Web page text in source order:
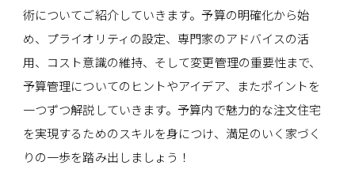
術についてご紹介していきます。予算の明確化から始
め、プライオリティの設定、専門家のアドバイスの活
用、コスト意識の維持、そして変更管理の重要性まで、
予算管理についてのヒントやアイデア、またポイントを
一つずつ解説していきます。予算内で魅力的な注文住宅
を実現するためのスキルを身につけ、満足のいく家づく
りの一歩を踏み出しましょう！